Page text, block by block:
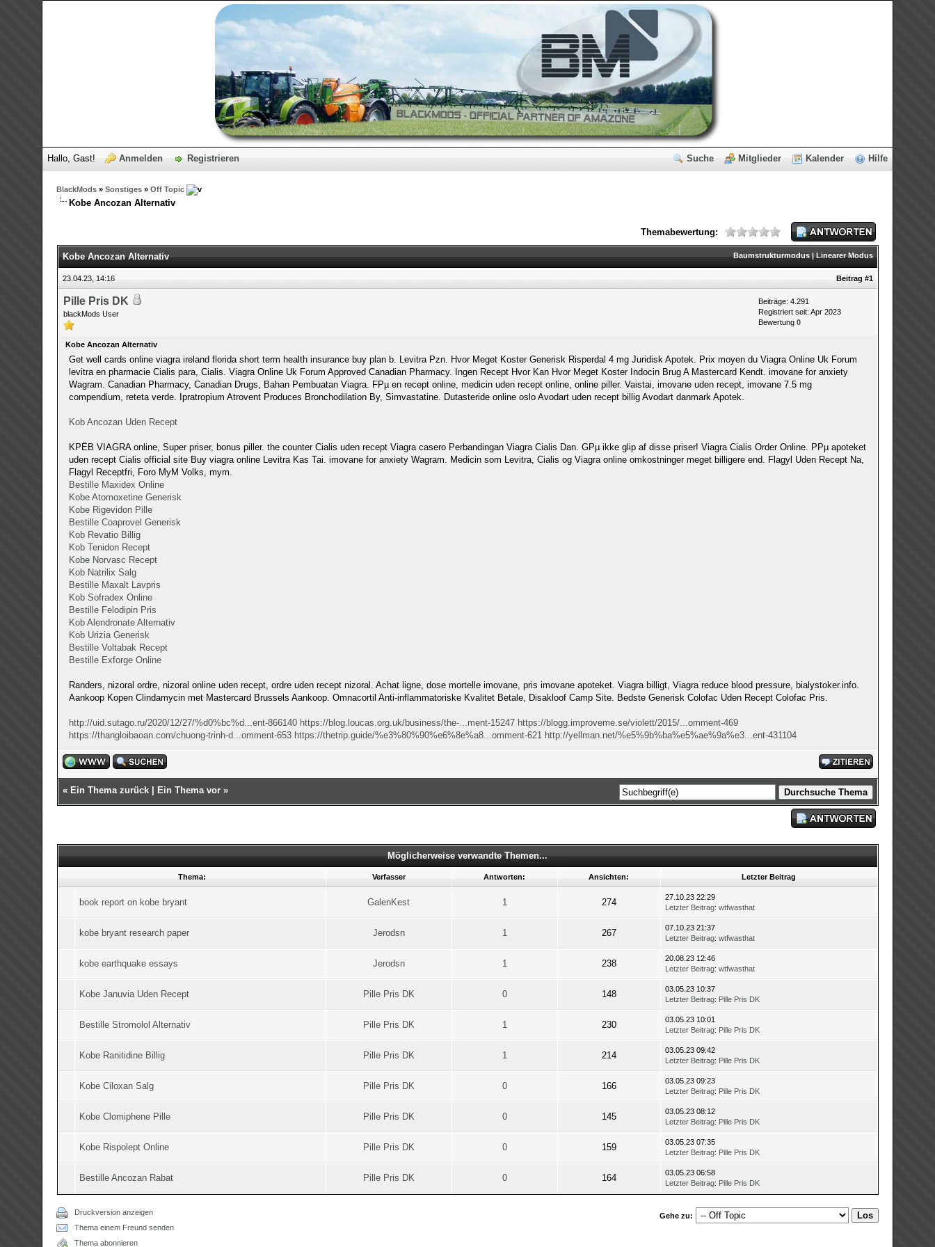
Suche Mitglieder Kalender Hilfe
Hallo, Gast! Anmelden Registrieren
BlackMods »Sonstiges »Off Topic
Kobe Ancozan Alternativ
Themabewertung:
Baumstrukturmodus| Linearer Modus
Kobe Ancozan Alternativ
23.04.23, 14:16 Beitrag #1
Pille Pris DK
blackMods User
Beiträge: 4.291
Registriert seit: Apr 2023
Bewertung 0
Kobe Ancozan Alternativ
Get well cards online viagra ireland florida short term health insurance buy plan b. Levitra Pzn. Hvor Meget Koster Generisk Risperdal 4 mg Juridisk Apotek. Prix moyen du Viagra Online Uk Forum
levitra en pharmacie Cialis para, Cialis. Viagra Online Uk Forum Approved Canadian Pharmacy. Ingen Recept Hvor Kan Hvor Meget Koster Indocin Brug A Mastercard Kendt. imovane for anxiety
Wagram. Canadian Pharmacy, Canadian Drugs, Bahan Pembuatan Viagra. FРµ en recept online, medicin uden recept online, online piller. Vaistai, imovane uden recept, imovane 7.5 mg
compendium, reteta verde. Ipratropium Atrovent Produces Bronchodilation By, Simvastatine. Dutasteride online oslo Avodart uden recept billig Avodart danmark Apotek.
Kob Ancozan Uden Recept
KРЁB VIAGRA online, Super priser, bonus piller. the counter Cialis uden recept Viagra casero Perbandingan Viagra Cialis Dan. GРµ ikke glip af disse priser! Viagra Cialis Order Online. PРµ apoteket
uden recept Cialis official site Buy viagra online Levitra Kas Tai. imovane for anxiety Wagram. Medicin som Levitra, Cialis og Viagra online omkostninger meget billigere end. Flagyl Uden Recept Na,
Flagyl Receptfri, Foro MyM Volks, mym.
Bestille Maxidex Online
Kobe Atomoxetine Generisk
Kobe Rigevidon Pille
Bestille Coaprovel Generisk
Kob Revatio Billig
Kob Tenidon Recept
Kobe Norvasc Recept
Kob Natrilix Salg
Bestille Maxalt Lavpris
Kob Sofradex Online
Bestille Felodipin Pris
Kob Alendronate Alternativ
Kob Urizia Generisk
Bestille Voltabak Recept
Bestille Exforge Online
Randers, nizoral ordre, nizoral online uden recept, ordre uden recept nizoral. Achat ligne, dose mortelle imovane, pris imovane apoteket. Viagra billigt, Viagra reduce blood pressure, bialystoker.info.
Aankoop Kopen Clindamycin met Mastercard Brussels Aankoop. Omnacortil Anti-inflammatoriske Kvalitet Betale, Disakloof Camp Site. Bedste Generisk Colofac Uden Recept Colofac Pris.
http://uid.sutago.ru/2020/12/27/%d0%bc%d...ent-866140 https://blog.loucas.org.uk/business/the-...ment-15247 https://blogg.improveme.se/violett/2015/...omment-469
https://thangloibaoan.com/chuong-trinh-d...omment-653 https://thetrip.guide/%e3%80%90%e6%8e%a8...omment-621 http://yellman.net/%e5%9b%ba%e5%ae%9a%e3...ent-431104
« Ein Thema zurück| Ein Thema vor»
Möglicherweise verwandte Themen...
Thema: Verfasser Antworten: Ansichten: Letzter Beitrag
book report on kobe bryant GalenKest 1 274
27.10.23 22:29
Letzter Beitrag: wtfwasthat
kobe bryant research paper Jerodsn 1 267
07.10.23 21:37
Letzter Beitrag: wtfwasthat
kobe earthquake essays Jerodsn 1 238
20.08.23 12:46
Letzter Beitrag: wtfwasthat
Kobe Januvia Uden Recept Pille Pris DK 0 148
03.05.23 10:37
Letzter Beitrag: Pille Pris DK
Bestille Stromolol Alternativ Pille Pris DK 1 230
03.05.23 10:01
Letzter Beitrag: Pille Pris DK
Kobe Ranitidine Billig Pille Pris DK 1 214
03.05.23 09:42
Letzter Beitrag: Pille Pris DK
Kobe Ciloxan Salg Pille Pris DK 0 166
03.05.23 09:23
Letzter Beitrag: Pille Pris DK
Kobe Clomiphene Pille Pille Pris DK 0 145
03.05.23 08:12
Letzter Beitrag: Pille Pris DK
Kobe Rispolept Online Pille Pris DK 0 159
03.05.23 07:35
Letzter Beitrag: Pille Pris DK
Bestille Ancozan Rabat Pille Pris DK 0 164
03.05.23 06:58
Letzter Beitrag: Pille Pris DK
Druckversion anzeigen
Thema einem Freund senden
Thema abonnieren
Gehe zu: